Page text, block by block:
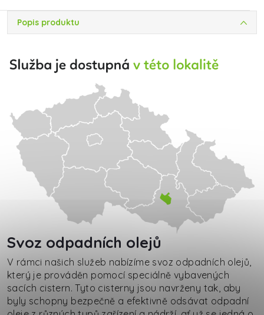
Popis produktu
Svoz odpadních olejů
V rámci našich služeb nabízíme svoz odpadních olejů,
který je prováděn pomocí speciálně vybavených
sacích cistern. Tyto cisterny jsou navrženy tak, aby
byly schopny bezpečně a efektivně odsávat odpadní